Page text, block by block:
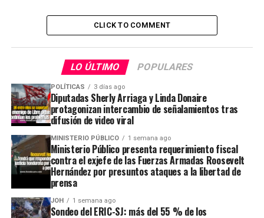
CLICK TO COMMENT
LO ÚLTIMO POPULARES
POLÍTICAS 3 días ago
Diputadas Sherly Arriaga y Linda Donaire
protagonizan intercambio de señalamientos tras
difusión de video viral
MINISTERIO PÚBLICO 1 semana ago
Ministerio Público presenta requerimiento fiscal
contra el exjefe de las Fuerzas Armadas Roosevelt
Hernández por presuntos ataques a la libertad de
prensa
JOH 1 semana ago
Sondeo del ERIC-SJ: más del 55 % de los